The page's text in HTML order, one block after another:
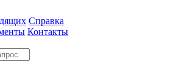
Справка
Контакты